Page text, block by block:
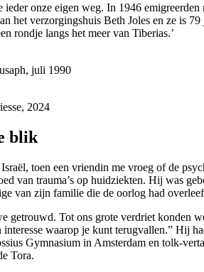
onze eigen weg. In 1946
het verzorgingshuis Beth Joles en ze is
rondje langs het meer van Tiberias.’
juli 1990
2024
blik
toen een vriendin me vroeg of de
van trauma’s op huidziekten. Hij was
van zijn familie die de oorlog had
getrouwd. Tot ons grote verdriet konden
interesse waarop je kunt terugvallen.” Hij
Gymnasium in Amsterdam en tolk-
Tora.